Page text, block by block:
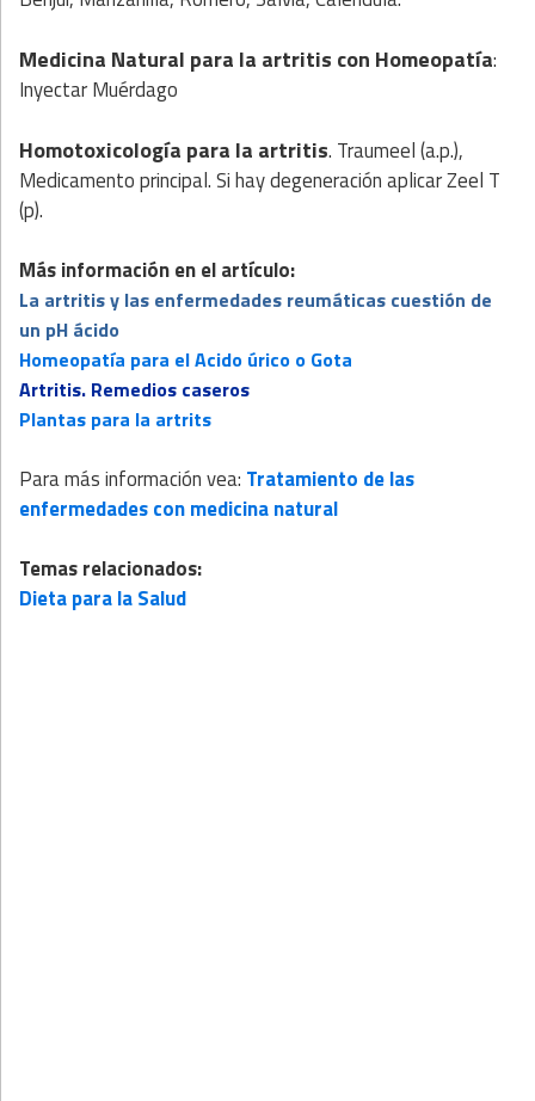
Medicina Natural para la artritis con Homeopatía:
Inyectar Muérdago
Homotoxicología para la artritis. Traumeel (a.p.),
Medicamento principal. Si hay degeneración aplicar Zeel T
(p).
Más información en el artículo:
La artritis y las enfermedades reumáticas cuestión de
un pH ácido
Homeopatía para el Acido úrico o Gota
Artritis. Remedios caseros
Plantas para la artrits
Para más información vea: Tratamiento de las
enfermedades con medicina natural
Temas relacionados:
Dieta para la Salud